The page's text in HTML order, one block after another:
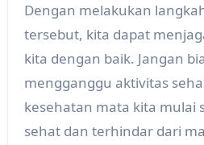
Dengan melakukan
tersebut, kita dapat
kita dengan baik. Jangan
mengganggu aktivitas
kesehatan mata kita mulai
sehat dan terhindar dari